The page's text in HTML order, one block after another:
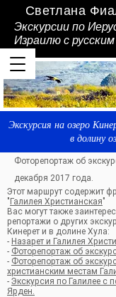
Светлана
Экскурсии по
Израилю с
Экскурсия на озеро
в долину
Фоторепортаж об
декабря 2017 года.
Этот маршрут содержит
" Галилея Христианская"
Вас могут также
репортажи о других
Кинерет и в долине Хула:
- Назарет и Галилея
- Фоторепортаж об
- Фоторепортаж об
христианским местам
- Экскурсия по Галилее с
Ярден.